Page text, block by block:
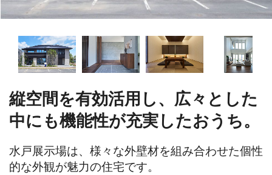
縦空間を有効活用し、広々とした
中にも機能性が充実したおうち。
水戸展示場は、様々な外壁材を組み合わせた個性
的な外観が魅力の住宅です。